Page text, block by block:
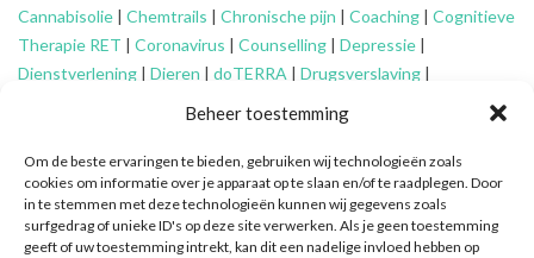
Beheer toestemming
Om de beste ervaringen te bieden, gebruiken wij technologieën zoals
cookies om informatie over je apparaat op te slaan en/of te raadplegen. Door
in te stemmen met deze technologieën kunnen wij gegevens zoals
surfgedrag of unieke ID's op deze site verwerken. Als je geen toestemming
geeft of uw toestemming intrekt, kan dit een nadelige invloed hebben op
Cannabisolie | Chemtrails | Chronische pijn | Coaching | Cognitieve
Therapie RET | Coronavirus | Counselling | Depressie |
Dienstverlening | Dieren | doTERRA | Drugsverslaving |
Engelen |
Familie-opstellingen
Financieel advies ouderen|Financiële problemen|Financiën
Fytotherapie|Gameverslaving|Gedragsproblemen|Geheime
genootschappen|Geluk|Gescheiden ouders|Gidsen|
Graancirkels|Grenzen aangeven|Grenzen stellen|Healing|